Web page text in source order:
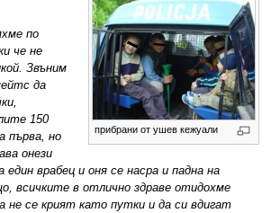
прибрани от ушев кежуали
по
че не
Звъним
да
150
първа, но
онези
врабец и оня се насра и падна на
всичките в отлично здраве отидохме
не се крият като путки и да си вдигат